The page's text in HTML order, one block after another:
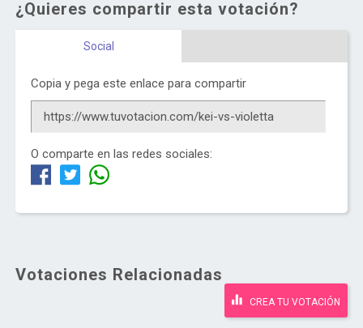
¿Quieres compartir esta votación?
Social
Copia y pega este enlace para compartir
O comparte en las redes sociales:
Votaciones Relacionadas
CREA TU VOTACIÓN